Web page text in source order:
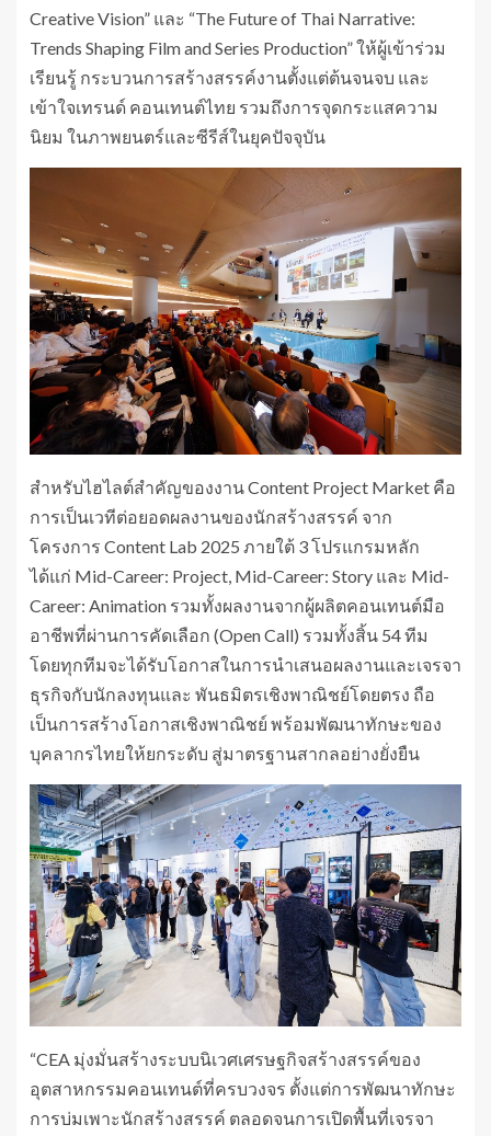
Creative Vision” และ “The Future of Thai Narrative:
Trends Shaping Film and Series Production” ให้ผู้เข้าร่วม
เรียนรู้ กระบวนการสร้างสรรค์งานตั้งแต่ต้นจนจบ และ
เข้าใจเทรนด์ คอนเทนต์ไทย รวมถึงการจุดกระแสความ
นิยม ในภาพยนตร์และซีรีส์ในยุคปัจจุบัน
สำหรับไฮไลต์สำคัญของงาน Content Project Market คือ
การเป็นเวทีต่อยอดผลงานของนักสร้างสรรค์ จาก
โครงการ Content Lab 2025 ภายใต้ 3 โปรแกรมหลัก
ได้แก่ Mid-Career: Project, Mid-Career: Story และ Mid-
Career: Animation รวมทั้งผลงานจากผู้ผลิตคอนเทนต์มือ
อาชีพที่ผ่านการคัดเลือก (Open Call) รวมทั้งสิ้น 54 ทีม
โดยทุกทีมจะได้รับโอกาสในการนำเสนอผลงานและเจรจา
ธุรกิจกับนักลงทุนและ พันธมิตรเชิงพาณิชย์โดยตรง ถือ
เป็นการสร้างโอกาสเชิงพาณิชย์ พร้อมพัฒนาทักษะของ
บุคลากรไทยให้ยกระดับ สู่มาตรฐานสากลอย่างยั่งยืน
“CEA มุ่งมั่นสร้างระบบนิเวศเศรษฐกิจสร้างสรรค์ของ
อุตสาหกรรมคอนเทนต์ที่ครบวงจร ตั้งแต่การพัฒนาทักษะ
การบ่มเพาะนักสร้างสรรค์ ตลอดจนการเปิดพื้นที่เจรจา